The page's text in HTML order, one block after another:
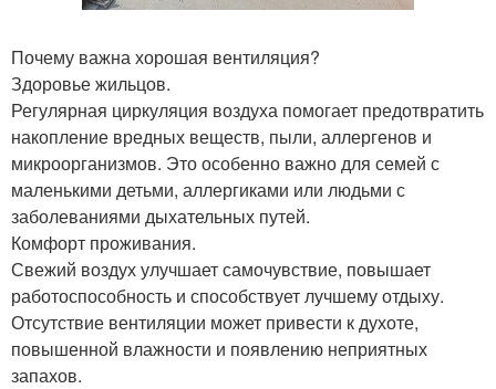
Почему важна хорошая вентиляция?
Здоровье жильцов.
Регулярная циркуляция воздуха помогает предотвратить
накопление вредных веществ, пыли, аллергенов и
микроорганизмов. Это особенно важно для семей с
маленькими детьми, аллергиками или людьми с
заболеваниями дыхательных путей.
Комфорт проживания.
Свежий воздух улучшает самочувствие, повышает
работоспособность и способствует лучшему отдыху.
Отсутствие вентиляции может привести к духоте,
повышенной влажности и появлению неприятных
запахов.